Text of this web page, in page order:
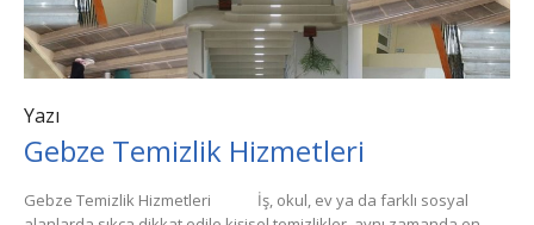
Yazı
Gebze Temizlik Hizmetleri
Gebze Temizlik Hizmetleri İş, okul, ev ya da farklı sosyal